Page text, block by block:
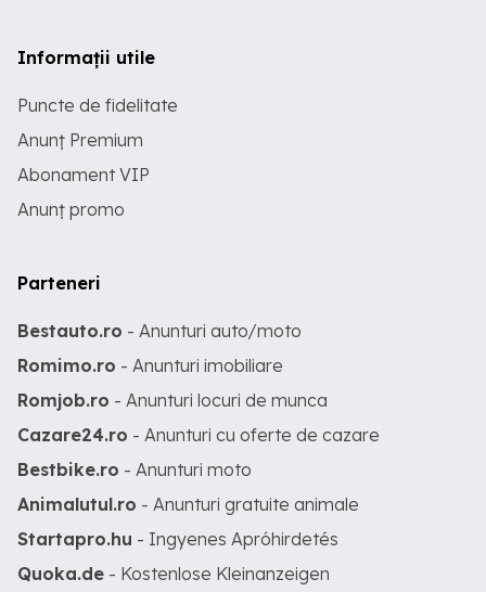
Informații utile
Puncte de fidelitate
Anunț Premium
Abonament VIP
Anunț promo
Parteneri
Bestauto.ro - Anunturi auto/moto
Romimo.ro - Anunturi imobiliare
Romjob.ro - Anunturi locuri de munca
Cazare24.ro - Anunturi cu oferte de cazare
Bestbike.ro - Anunturi moto
Animalutul.ro - Anunturi gratuite animale
Startapro.hu - Ingyenes Apróhirdetés
Quoka.de - Kostenlose Kleinanzeigen